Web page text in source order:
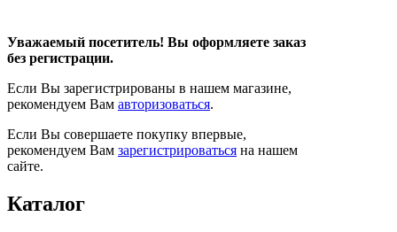
Уважаемый посетитель! Вы оформляете заказ
без регистрации.
Если Вы зарегистрированы в нашем магазине,
рекомендуем Вам авторизоваться.
Если Вы совершаете покупку впервые,
рекомендуем Вам зарегистрироваться на нашем
сайте.
Каталог